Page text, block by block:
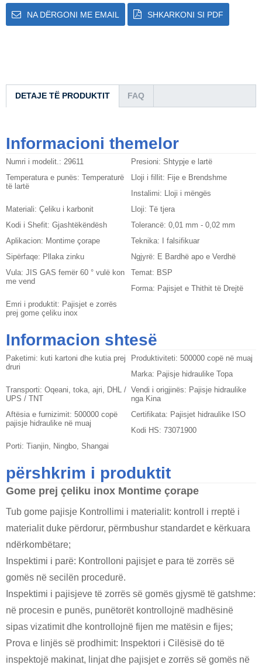
NA DËRGONI ME EMAIL SHKARKONI SI PDF
DETAJE TË PRODUKTIT FAQ
Informacioni themelor
Numri i modelit.: 29611 Presioni: Shtypje e lartë
Temperatura e punës: Temperaturë
të lartë
Lloji i fillit: Fije e Brendshme
Instalimi: Lloji i mëngës
Materiali: Çeliku i karbonit Lloji: Të tjera
Kodi i Shefit: Gjashtëkëndësh Tolerancë: 0,01 mm - 0,02 mm
Aplikacion: Montime çorape Teknika:
I falsifikuar
Sipërfaqe: Pllaka zinku Ngjyrë: E Bardhë apo e Verdhë
Vula: JIS GAS femër 60 ° vulë kon
me vend
Temat: BSP
Forma: Pajisjet e Thithit të Drejtë
Emri i produktit: Pajisjet e zorrës
prej gome çeliku inox
Informacion shtesë
Paketimi: kuti kartoni dhe kutia prej
druri
Produktiviteti: 500000 copë në muaj
Marka: Pajisje hidraulike Topa
Transporti: Oqeani, toka, ajri, DHL /
UPS / TNT
Vendi i origjinës: Pajisje hidraulike
nga Kina
Aftësia e furnizimit: 500000 copë
pajisje hidraulike në muaj
Certifikata: Pajisjet hidraulike ISO
Kodi HS: 73071900
Porti: Tianjin, Ningbo, Shangai
përshkrim i produktit
Gome prej çeliku inox Montime çorape
Tub gome pajisje Kontrollimi i materialit: kontroll i rreptë i
materialit duke përdorur, përmbushur standardet e kërkuara
ndërkombëtare;
Inspektimi i parë: Kontrolloni pajisjet e para të zorrës së
gomës në secilën procedurë.
Inspektimi i pajisjeve të zorrës së gomës gjysmë të gatshme:
në procesin e punës, punëtorët kontrollojnë madhësinë
sipas vizatimit dhe kontrollojnë fijen me matësin e fijes;
Prova e linjës së prodhimit: Inspektori i Cilësisë do të
inspektojë makinat, linjat dhe pajisjet e zorrës së gomës në